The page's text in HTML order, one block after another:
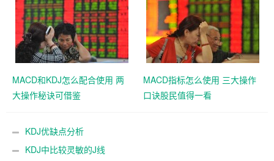
MACD和KDJ怎么配合使用 两
大操作秘诀可借鉴
MACD指标怎么使用 三大操作
口诀股民值得一看
KDJ优缺点分析
KDJ中比较灵敏的J线